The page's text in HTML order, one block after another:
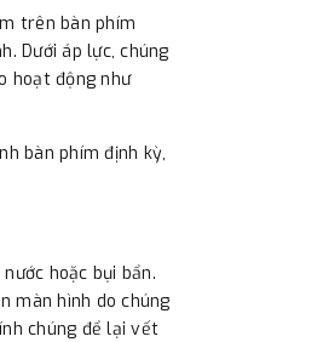
trên bàn phím
Dưới áp lực, chúng
hoạt động như
bàn phím định kỳ,
hoặc bụi bẩn.
màn hình do chúng
chúng để lại vết